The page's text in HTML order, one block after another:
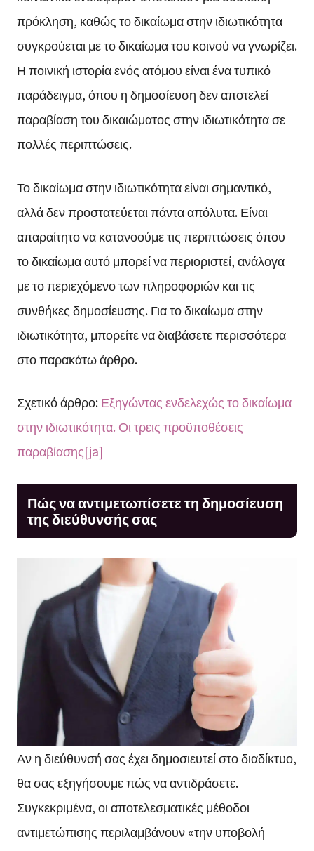
πρόκληση, καθώς το δικαίωμα στην ιδιωτικότητα
συγκρούεται με το δικαίωμα του κοινού να γνωρίζει.
Η ποινική ιστορία ενός ατόμου είναι ένα τυπικό
παράδειγμα, όπου η δημοσίευση δεν αποτελεί
παραβίαση του δικαιώματος στην ιδιωτικότητα σε
πολλές περιπτώσεις.
Το δικαίωμα στην ιδιωτικότητα είναι σημαντικό,
αλλά δεν προστατεύεται πάντα απόλυτα. Είναι
απαραίτητο να κατανοούμε τις περιπτώσεις όπου
το δικαίωμα αυτό μπορεί να περιοριστεί, ανάλογα
με το περιεχόμενο των πληροφοριών και τις
συνθήκες δημοσίευσης. Για το δικαίωμα στην
ιδιωτικότητα, μπορείτε να διαβάσετε περισσότερα
στο παρακάτω άρθρο.
Σχετικό άρθρο:Εξηγώντας ενδελεχώς το δικαίωμα
στην ιδιωτικότητα. Οι τρεις προϋποθέσεις
παραβίασης[ja]
Πώς να αντιμετωπίσετε τη δημοσίευση
της διεύθυνσής σας
Αν η διεύθυνσή σας έχει δημοσιευτεί στο διαδίκτυο,
θα σας εξηγήσουμε πώς να αντιδράσετε.
Συγκεκριμένα, οι αποτελεσματικές μέθοδοι
αντιμετώπισης περιλαμβάνουν «την υποβολή